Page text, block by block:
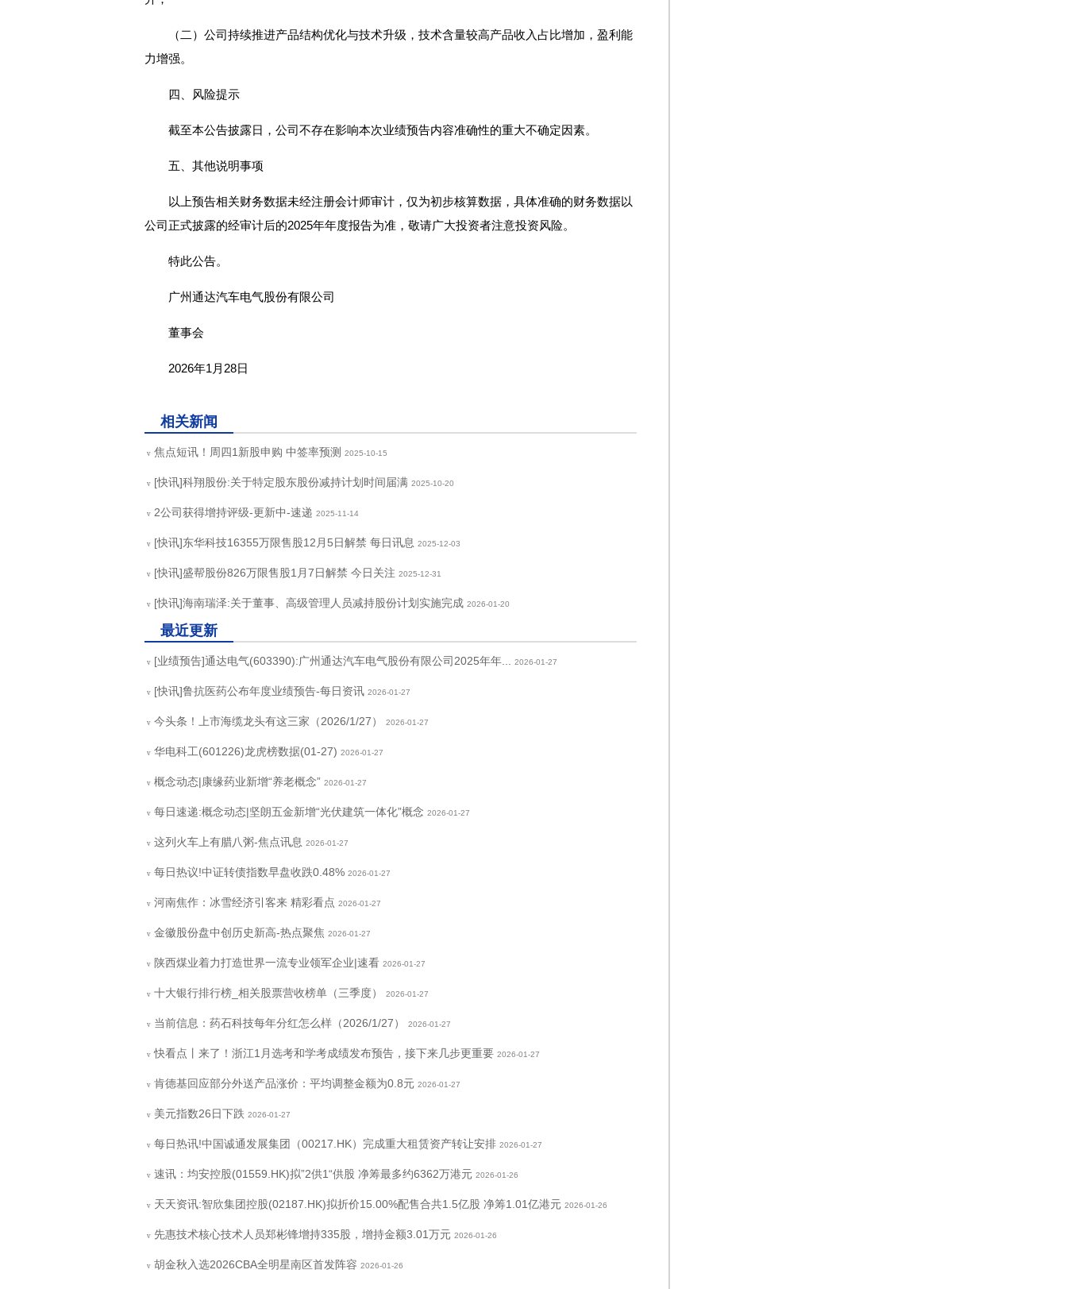
（二）公司持续推进产品结构优化与技术升级，技术含量较高产品收入占比增加，盈利能
力增强。
四、风险提示
截至本公告披露日，公司不存在影响本次业绩预告内容准确性的重大不确定因素。
五、其他说明事项
以上预告相关财务数据未经注册会计师审计，仅为初步核算数据，具体准确的财务数据以
公司正式披露的经审计后的2025年年度报告为准，敬请广大投资者注意投资风险。
特此公告。
广州通达汽车电气股份有限公司
董事会
2026年1月28日
相关新闻
v 焦点短讯！周四1新股申购 中签率预测 2025-10-15
v [快讯]科翔股份:关于特定股东股份减持计划时间届满 2025-10-20
v 2公司获得增持评级-更新中-速递 2025-11-14
v [快讯]东华科技16355万限售股12月5日解禁 每日讯息 2025-12-03
v [快讯]盛帮股份826万限售股1月7日解禁 今日关注 2025-12-31
v [快讯]海南瑞泽:关于董事、高级管理人员减持股份计划实施完成 2026-01-20
最近更新
v [业绩预告]通达电气(603390):广州通达汽车电气股份有限公司2025年年... 2026-01-27
v [快讯]鲁抗医药公布年度业绩预告-每日资讯 2026-01-27
v 今头条！上市海缆龙头有这三家（2026/1/27） 2026-01-27
v 华电科工(601226)龙虎榜数据(01-27) 2026-01-27
v 概念动态|康缘药业新增“养老概念” 2026-01-27
v 每日速递:概念动态|坚朗五金新增“光伏建筑一体化”概念 2026-01-27
v 这列火车上有腊八粥-焦点讯息 2026-01-27
v 每日热议!中证转债指数早盘收跌0.48% 2026-01-27
v 河南焦作：冰雪经济引客来 精彩看点 2026-01-27
v 金徽股份盘中创历史新高-热点聚焦 2026-01-27
v 陕西煤业着力打造世界一流专业领军企业|速看 2026-01-27
v 十大银行排行榜_相关股票营收榜单（三季度） 2026-01-27
v 当前信息：药石科技每年分红怎么样（2026/1/27） 2026-01-27
v 快看点丨来了！浙江1月选考和学考成绩发布预告，接下来几步更重要 2026-01-27
v 肯德基回应部分外送产品涨价：平均调整金额为0.8元 2026-01-27
v 美元指数26日下跌 2026-01-27
v 每日热讯!中国诚通发展集团（00217.HK）完成重大租赁资产转让安排 2026-01-27
v 速讯：均安控股(01559.HK)拟”2供1“供股 净筹最多约6362万港元 2026-01-26
v 天天资讯:智欣集团控股(02187.HK)拟折价15.00%配售合共1.5亿股 净筹1.01亿港元 2026-01-26
v 先惠技术核心技术人员郑彬锋增持335股，增持金额3.01万元 2026-01-26
v 胡金秋入选2026CBA全明星南区首发阵容 2026-01-26